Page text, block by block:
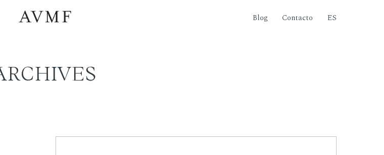
Blog Contacto ES